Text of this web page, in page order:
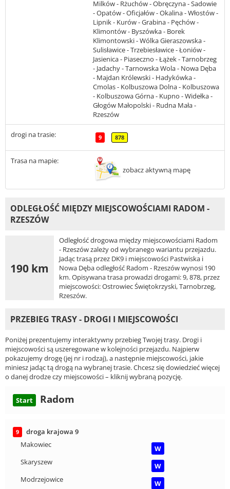
Milków - Rżuchów - Obręczyna - Sadowie
- Opatów - Oficjałów - Okalina - Włostów -
Lipnik - Kurów - Grabina - Pęchów -
Klimontów - Byszówka - Borek
Klimontowski - Wólka Gieraszowska -
Sulisławice - Trzebiesławice - Łoniów -
Jasienica - Piaseczno - Łążek - Tarnobrzeg
- Jadachy - Tarnowska Wola - Nowa Dęba
- Majdan Królewski - Hadykówka -
Cmolas - Kolbuszowa Dolna - Kolbuszowa
- Kolbuszowa Górna - Kupno - Widełka -
Głogów Małopolski - Rudna Mała -
Rzeszów
drogi na trasie: 9 878
Trasa na mapie:
zobacz aktywną mapę
ODLEGŁOŚĆ MIĘDZY MIEJSCOWOŚCIAMI RADOM -
RZESZÓW
190 km
Odległość drogowa między miejscowościami Radom
- Rzeszów zależy od wybranego wariantu przejazdu.
Jadąc trasą przez DK9 i miejscowości Pastwiska i
Nowa Dęba odległość Radom - Rzeszów wynosi 190
km. Opisywana trasa prowadzi drogami: 9, 878, przez
miejscowości: Ostrowiec Świętokrzyski, Tarnobrzeg,
Rzeszów.
PRZEBIEG TRASY - DROGI I MIEJSCOWOŚCI
Poniżej prezentujemy interaktywny przebieg Twojej trasy. Drogi i
miejscowości są uszeregowane w kolejności przejazdu. Najpierw
pokazujemy drogę (jej nr i rodzaj), a następnie miejscowości, jakie
miniesz jadąc tą drogą na wybranej trasie. Chcesz się dowiedzieć więcej
o danej drodze czy miejscowości – kliknij wybraną pozycję.
Start Radom
9
droga krajowa 9
Makowiec
W
Skaryszew
W
Modrzejowice
W